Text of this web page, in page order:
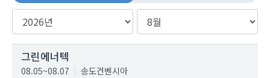
그린에너텍
08.05~08.07 송도컨벤시아